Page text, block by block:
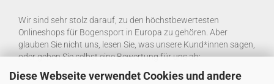
Diese Webseite verwendet Cookies und andere
Wir sind sehr stolz darauf, zu den höchstbewertesten
Onlineshops für Bogensport in Europa zu gehören. Aber
glauben Sie nicht uns, lesen Sie, was unsere Kund*innen sagen,
oder geben Sie selbst eine Bewertung für uns ab: